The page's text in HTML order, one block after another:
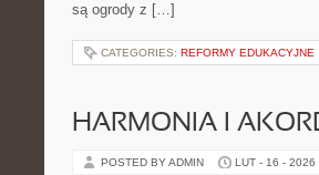
są ogrody z […]
CATEGORIES: REFORMY EDUKACYJNE
HARMONIA I
POSTED BY ADMIN LUT - 16 - 2026